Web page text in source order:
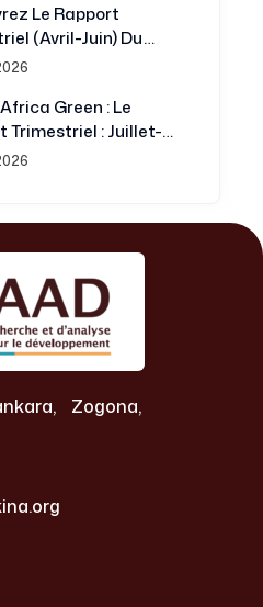
Le Rapport
(avril-Juin) Du
Africa Green
Green : Le
Trimestriel : Juillet-
2016 Est
Zogona,